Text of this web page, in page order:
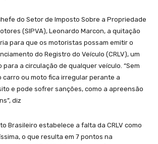
do Setor de Imposto Sobre a Propriedade
(SIPVA), Leonardo Marcon, a quitação
para que os motoristas possam emitir o
do Registro do Veículo (CRLV), um
a circulação de qualquer veículo. “Sem
carro ou moto fica irregular perante a
e pode sofrer sanções, como a apreensão
diz
Brasileiro estabelece a falta da CRLV como
o que resulta em 7 pontos na